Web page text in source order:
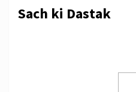
Sach ki Dastak